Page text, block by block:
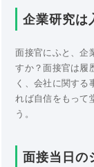
企業研究は
面接官にふと、企
すか？面接官は履
く、会社に関す
れば自信をもって
う。
面接当日の